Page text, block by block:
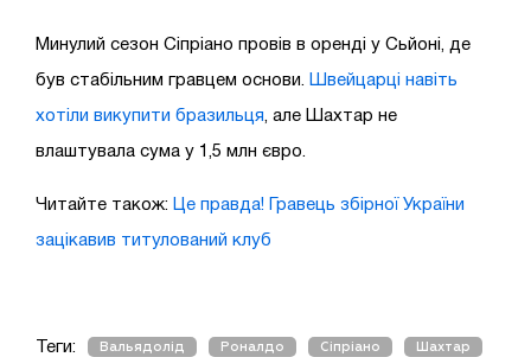
Минулий сезон Сіпріано провів в оренді у Сьйоні, де
був стабільним гравцем основи. Швейцарці навіть
хотіли викупити бразильця, але Шахтар не
влаштувала сума у 1,5 млн євро.
Читайте також: Це правда! Гравець збірної України
зацікавив титулований клуб
Теги: Вальядолід Роналдо Сіпріано Шахтар